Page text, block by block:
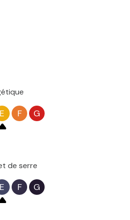
E F G
de serre
E F G